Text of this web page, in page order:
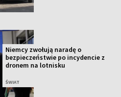
Niemcy zwołują naradę o
bezpieczeństwie po incydencie z
dronem na lotnisku
ŚWIAT